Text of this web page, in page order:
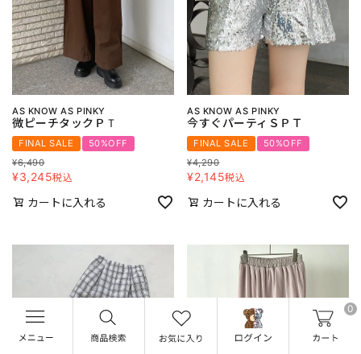
0
AS KNOW AS PINKY
微ピーチタックＰＴ
FINAL SALE
50%OFF
¥6,490
¥3,245税込
カートに入れる
AS KNOW AS PINKY
今すぐパーティＳＰＴ
FINAL SALE
50%OFF
¥4,290
¥2,145税込
カートに入れる